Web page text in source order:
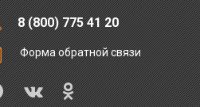
8 (800) 775 41 20
Форма обратной связи